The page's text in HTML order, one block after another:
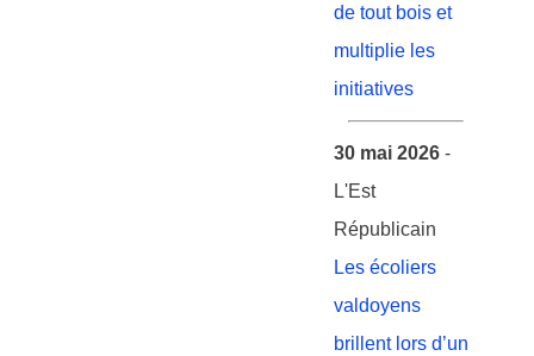
de tout bois et
multiplie les
initiatives
30 mai 2026 -
L'Est
Républicain
Les écoliers
valdoyens
brillent lors d’un